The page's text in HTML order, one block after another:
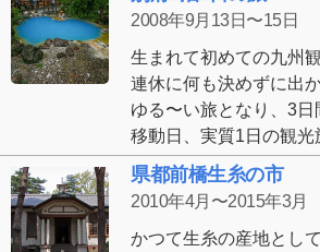
2008年9月13日〜15日
生まれて初めての九州
連休に何も決めずに出
ゆる〜い旅となり、3
移動日、実質1日の観光
県都前橋生糸の市
2010年4月〜2015年3月
かつて生糸の産地とし